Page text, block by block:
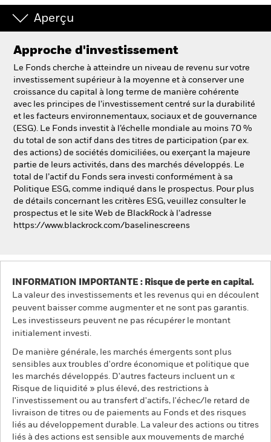
Aperçu
Approche d'investissement
Le Fonds cherche à atteindre un niveau de revenu sur votre
investissement supérieur à la moyenne et à conserver une
croissance du capital à long terme de manière cohérente
avec les principes de l’investissement centré sur la durabilité
et les facteurs environnementaux, sociaux et de gouvernance
(ESG). Le Fonds investit à l’échelle mondiale au moins 70 %
du total de son actif dans des titres de participation (par ex.
des actions) de sociétés domiciliées, ou exerçant la majeure
partie de leurs activités, dans des marchés développés. Le
total de l’actif du Fonds sera investi conformément à sa
Politique ESG, comme indiqué dans le prospectus. Pour plus
de détails concernant les critères ESG, veuillez consulter le
prospectus et le site Web de BlackRock à l’adresse
https://www.blackrock.com/baselinescreens
INFORMATION IMPORTANTE : Risque de perte en capital.
La valeur des investissements et les revenus qui en découlent
peuvent baisser comme augmenter et ne sont pas garantis.
Les investisseurs peuvent ne pas récupérer le montant
initialement investi.
De manière générale, les marchés émergents sont plus
sensibles aux troubles d'ordre économique et politique que
les marchés développés. D'autres facteurs incluent un «
Risque de liquidité » plus élevé, des restrictions à
l'investissement ou au transfert d'actifs, l'échec/le retard de
livraison de titres ou de paiements au Fonds et des risques
liés au développement durable. La valeur des actions ou titres
liés à des actions est sensible aux mouvements de marché